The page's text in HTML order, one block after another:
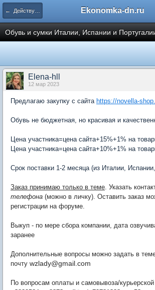
← Действующие закупки Ekonomka-dn.ru
Обувь и сумки Италии, Испании и
Elena-hll
12 мар 2023
Предлагаю закупку с сайта https://novella-
Обувь не бюджетная, но красивая и
Цена участника=цена сайта+15%+1% на
Цена участника=цена сайта+10%+1% на
Срок поставки 1-2 месяца (из Италии,
Заказ принимаю только в теме. Указать
телефона (можно в личку). Оставить заказ
регистрации на форуме.
Выкуп - по мере сбора компании, дата
заранее
Дополнительные вопросы можно задать в
почту wzlady@gmail.com
По вопросам оплаты и самовывоза/курьерской